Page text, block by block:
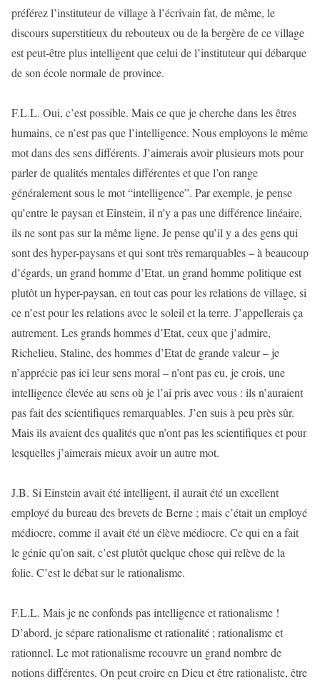
préférez l’instituteur de village à l’écrivain fat, de même, le
discours superstitieux du rebouteux ou de la bergère de ce village
est peut-être plus intelligent que celui de l’instituteur qui débarque
de son école normale de province.
F.L.L. Oui, c’est possible. Mais ce que je cherche dans les êtres
humains, ce n’est pas que l’intelligence. Nous employons le même
mot dans des sens différents. J’aimerais avoir plusieurs mots pour
parler de qualités mentales différentes et que l’on range
généralement sous le mot “intelligence”. Par exemple, je pense
qu’entre le paysan et Einstein, il n’y a pas une différence linéaire,
ils ne sont pas sur la même ligne. Je pense qu’il y a des gens qui
sont des hyper-paysans et qui sont très remarquables – à beaucoup
d’égards, un grand homme d’Etat, un grand homme politique est
plutôt un hyper-paysan, en tout cas pour les relations de village, si
ce n’est pour les relations avec le soleil et la terre. J’appellerais ça
autrement. Les grands hommes d’Etat, ceux que j’admire,
Richelieu, Staline, des hommes d’Etat de grande valeur – je
n’apprécie pas ici leur sens moral – n’ont pas eu, je crois, une
intelligence élevée au sens où je l’ai pris avec vous : ils n’auraient
pas fait des scientifiques remarquables. J’en suis à peu près sûr.
Mais ils avaient des qualités que n’ont pas les scientifiques et pour
lesquelles j’aimerais mieux avoir un autre mot.
J.B. Si Einstein avait été intelligent, il aurait été un excellent
employé du bureau des brevets de Berne ; mais c’était un employé
médiocre, comme il avait été un élève médiocre. Ce qui en a fait
le génie qu’on sait, c’est plutôt quelque chose qui relève de la
folie. C’est le débat sur le rationalisme.
F.L.L. Mais je ne confonds pas intelligence et rationalisme !
D’abord, je sépare rationalisme et rationalité ; rationalisme et
rationnel. Le mot rationalisme recouvre un grand nombre de
notions différentes. On peut croire en Dieu et être rationaliste, être